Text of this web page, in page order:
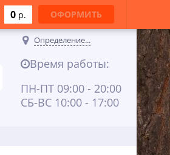
Определение...
Время работы:
ПН-ПТ 09:00 - 20:00
СБ-ВС 10:00 - 17:00
0 p. ОФОРМИТЬ